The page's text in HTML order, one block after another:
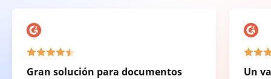
Gran solución para documentos
Un